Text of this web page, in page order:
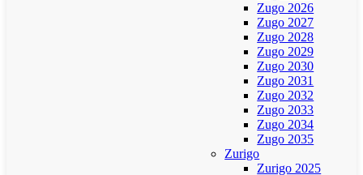
Zugo 2026
Zugo 2027
Zugo 2028
Zugo 2029
Zugo 2030
Zugo 2031
Zugo 2032
Zugo 2033
Zugo 2034
Zugo 2035
Zurigo
Zurigo 2025